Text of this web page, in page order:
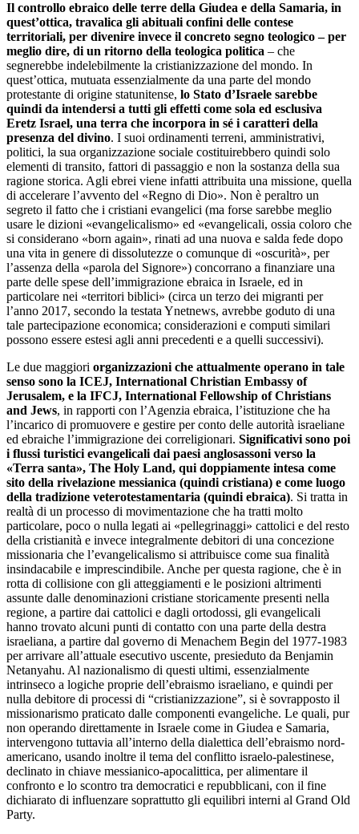
Il controllo ebraico delle terre della Giudea e della Samaria, in
quest’ottica, travalica gli abituali confini delle contese
territoriali, per divenire invece il concreto segno teologico – per
meglio dire, di un ritorno della teologica politica – che
segnerebbe indelebilmente la cristianizzazione del mondo. In
quest’ottica, mutuata essenzialmente da una parte del mondo
protestante di origine statunitense, lo Stato d’Israele sarebbe
quindi da intendersi a tutti gli effetti come sola ed esclusiva
Eretz Israel, una terra che incorpora in sé i caratteri della
presenza del divino. I suoi ordinamenti terreni, amministrativi,
politici, la sua organizzazione sociale costituirebbero quindi solo
elementi di transito, fattori di passaggio e non la sostanza della sua
ragione storica. Agli ebrei viene infatti attribuita una missione, quella
di accelerare l’avvento del «Regno di Dio». Non è peraltro un
segreto il fatto che i cristiani evangelici (ma forse sarebbe meglio
usare le dizioni «evangelicalismo» ed «evangelicali, ossia coloro che
si considerano «born again», rinati ad una nuova e salda fede dopo
una vita in genere di dissolutezze o comunque di «oscurità», per
l’assenza della «parola del Signore») concorrano a finanziare una
parte delle spese dell’immigrazione ebraica in Israele, ed in
particolare nei «territori biblici» (circa un terzo dei migranti per
l’anno 2017, secondo la testata Ynetnews, avrebbe goduto di una
tale partecipazione economica; considerazioni e computi similari
possono essere estesi agli anni precedenti e a quelli successivi).
Le due maggiori organizzazioni che attualmente operano in tale
senso sono la ICEJ, International Christian Embassy of
Jerusalem, e la IFCJ, International Fellowship of Christians
and Jews, in rapporti con l’Agenzia ebraica, l’istituzione che ha
l’incarico di promuovere e gestire per conto delle autorità israeliane
ed ebraiche l’immigrazione dei correligionari. Significativi sono poi
i flussi turistici evangelicali dai paesi anglosassoni verso la
«Terra santa», The Holy Land, qui doppiamente intesa come
sito della rivelazione messianica (quindi cristiana) e come luogo
della tradizione veterotestamentaria (quindi ebraica). Si tratta in
realtà di un processo di movimentazione che ha tratti molto
particolare, poco o nulla legati ai «pellegrinaggi» cattolici e del resto
della cristianità e invece integralmente debitori di una concezione
missionaria che l’evangelicalismo si attribuisce come sua finalità
insindacabile e imprescindibile. Anche per questa ragione, che è in
rotta di collisione con gli atteggiamenti e le posizioni altrimenti
assunte dalle denominazioni cristiane storicamente presenti nella
regione, a partire dai cattolici e dagli ortodossi, gli evangelicali
hanno trovato alcuni punti di contatto con una parte della destra
israeliana, a partire dal governo di Menachem Begin del 1977-1983
per arrivare all’attuale esecutivo uscente, presieduto da Benjamin
Netanyahu. Al nazionalismo di questi ultimi, essenzialmente
intrinseco a logiche proprie dell’ebraismo israeliano, e quindi per
nulla debitore di processi di “cristianizzazione”, si è sovrapposto il
missionarismo praticato dalle componenti evangeliche. Le quali, pur
non operando direttamente in Israele come in Giudea e Samaria,
intervengono tuttavia all’interno della dialettica dell’ebraismo nord-
americano, usando inoltre il tema del conflitto israelo-palestinese,
declinato in chiave messianico-apocalittica, per alimentare il
confronto e lo scontro tra democratici e repubblicani, con il fine
dichiarato di influenzare soprattutto gli equilibri interni al Grand Old
Party.